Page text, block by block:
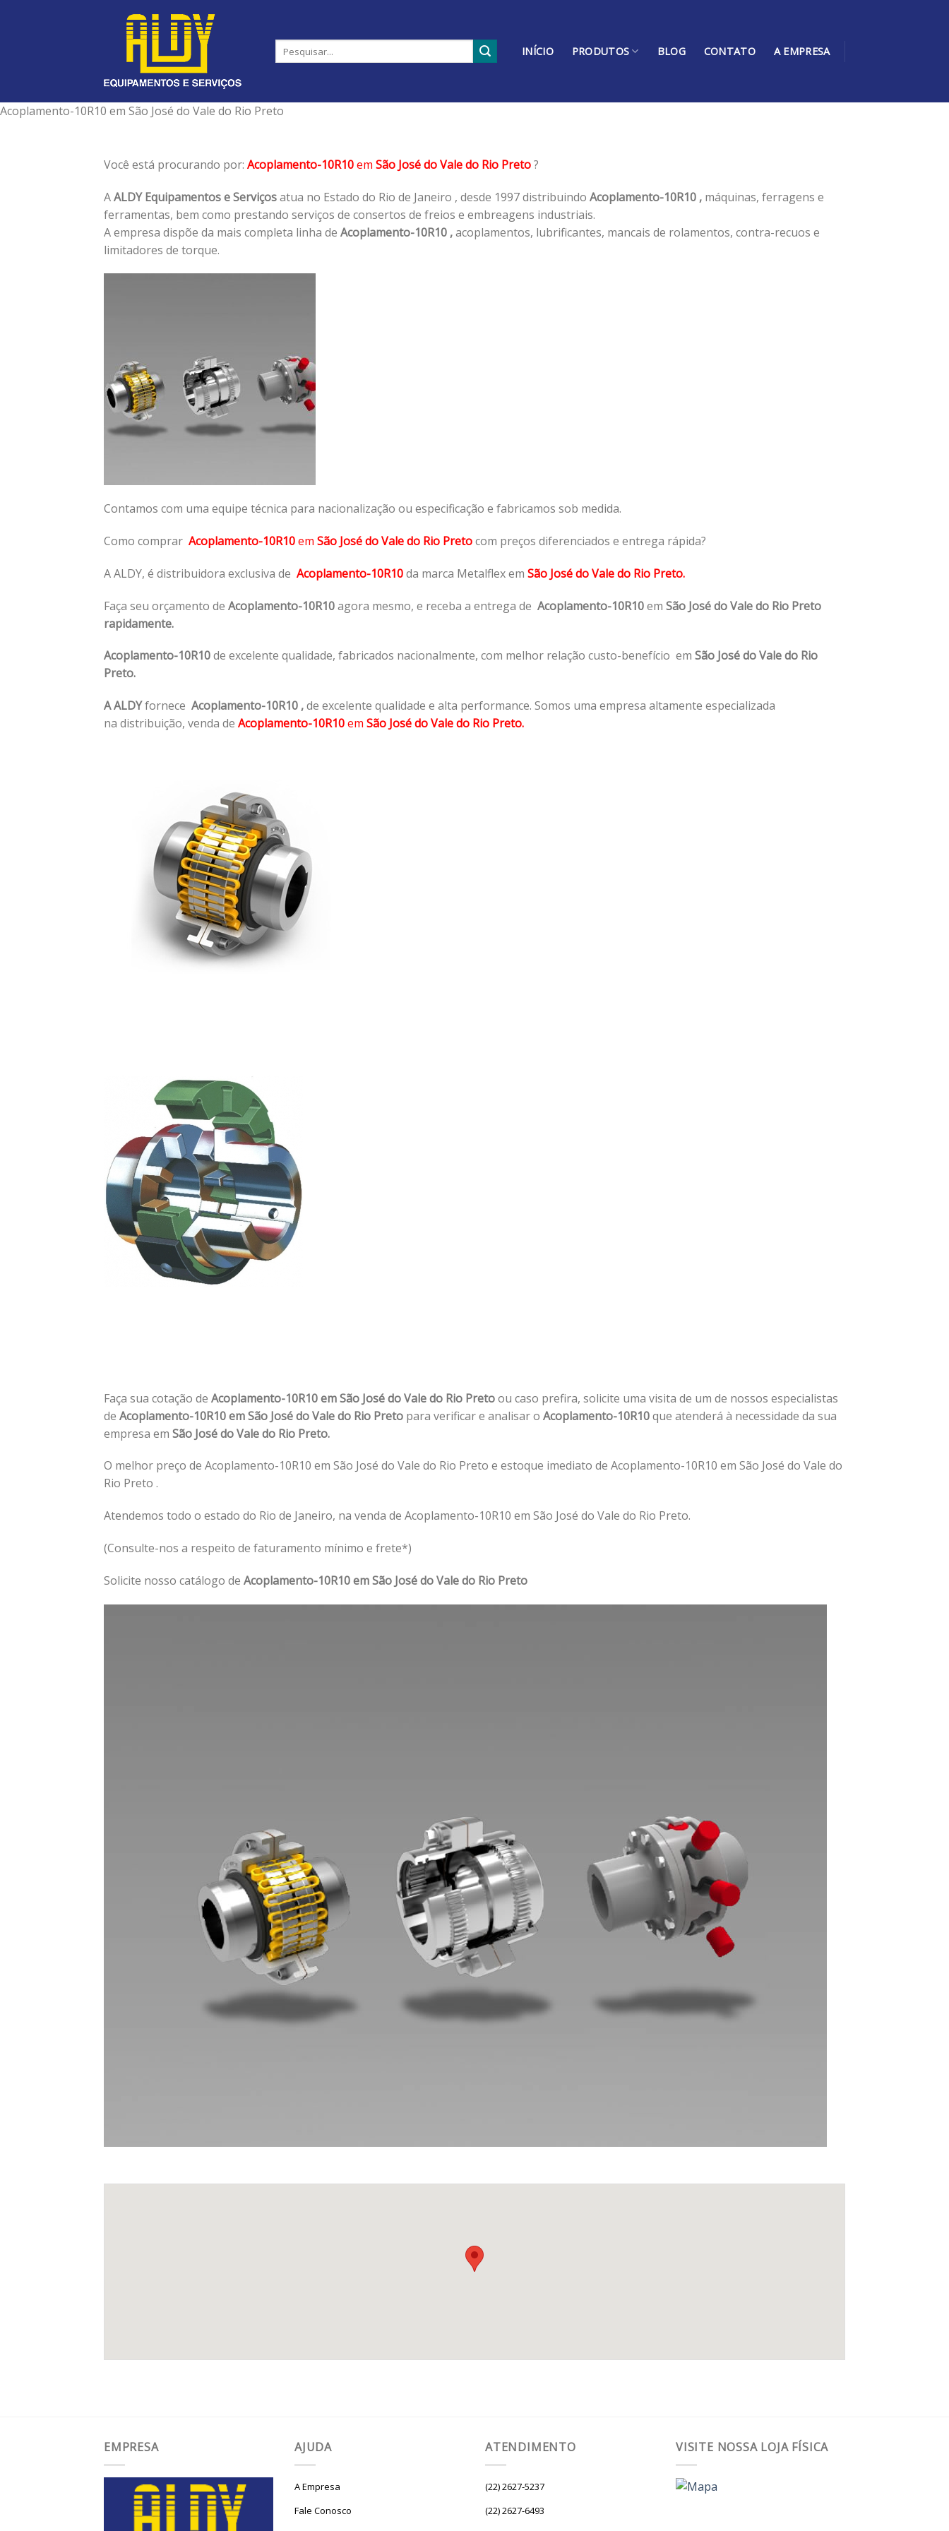
INÍCIO PRODUTOS BLOG CONTATO A EMPRESA
Acoplamento-10R10 em São José do Vale do Rio Preto
Você está procurando por: Acoplamento-10R10em São José do Vale do Rio Preto?
AALDY Equipamentos e Serviçosatua no Estado do Rio de Janeiro , desde 1997 distribuindo Acoplamento-10R10 , máquinas, ferragens e
ferramentas, bem como prestando serviços de consertos de freios e embreagens industriais.
A empresa dispõe da mais completa linha de Acoplamento-10R10 ,acoplamentos, lubrificantes, mancais de rolamentos, contra-recuos e
limitadores de torque.
Contamos com uma equipe técnica para nacionalização ou especificação e fabricamos sob medida.
Como comprar Acoplamento-10R10em São José do Vale do Rio Pretocom preços diferenciados e entrega rápida?
A ALDY, é distribuidora exclusiva de Acoplamento-10R10da marca Metalflex em São José do Vale do Rio Preto.
Faça seu orçamento de Acoplamento-10R10agora mesmo, e receba a entrega de Acoplamento-10R10em São José do Vale do Rio Preto
rapidamente.
Acoplamento-10R10de excelente qualidade, fabricados nacionalmente, com melhor relação custo-benefício em São José do Vale do Rio
Preto.
A ALDYfornece Acoplamento-10R10 ,de excelente qualidade e alta performance. Somos uma empresa altamente especializada
na distribuição, venda de Acoplamento-10R10em São José do Vale do Rio Preto.
Faça sua cotação de Acoplamento-10R10 em São José do Vale do Rio Pretoou caso prefira, solicite uma visita de um de nossos especialistas
de Acoplamento-10R10 em São José do Vale do Rio Preto para verificar e analisar o Acoplamento-10R10que atenderá à necessidade da sua
empresa em São José do Vale do Rio Preto.
O melhor preço de Acoplamento-10R10 em São José do Vale do Rio Preto e estoque imediato de Acoplamento-10R10 em São José do Vale do
Rio Preto .
Atendemos todo o estado do Rio de Janeiro, na venda de Acoplamento-10R10 em São José do Vale do Rio Preto.
(Consulte-nos a respeito de faturamento mínimo e frete*)
Solicite nosso catálogo de Acoplamento-10R10 em São José do Vale do Rio Preto
EMPRESA AJUDA
A Empresa
Fale Conosco
ATENDIMENTO
(22) 2627-5237
(22) 2627-6493
VISITE NOSSA LOJA FÍSICA